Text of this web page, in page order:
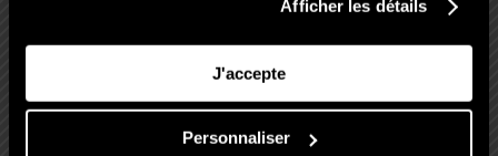
Afficher les détails
J'accepte
Personnaliser
Eaux thermales : apaisent la peau
déshydratée